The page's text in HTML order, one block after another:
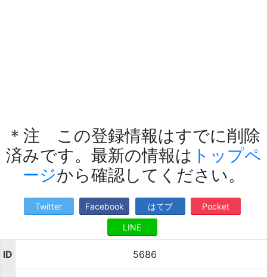
＊注 この登録情報はすでに削除
済みです。最新の情報は トップペ
ージから確認してください。
Twitter Facebook はてブ Pocket
LINE
ID 5686